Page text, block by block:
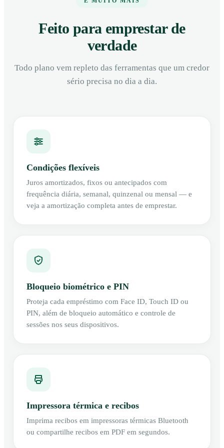
Feito para emprestar de
verdade
Todo plano vem repleto das ferramentas que um credor
sério precisa no dia a dia.
Condições flexíveis
Juros amortizados, fixos ou antecipados com
frequência diária, semanal, quinzenal ou mensal — e
veja a amortização completa antes de emprestar.
Bloqueio biométrico e PIN
Proteja cada empréstimo com Face ID, Touch ID ou
PIN, além de bloqueio automático e controle de
sessões nos seus dispositivos.
Impressora térmica e recibos
Imprima recibos em impressoras térmicas Bluetooth
ou compartilhe recibos em PDF em segundos.